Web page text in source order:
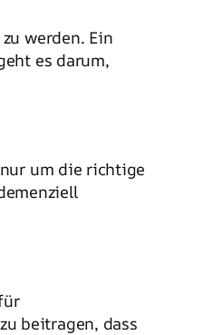
werden. Ein
es darum,
um die richtige
beitragen, dass